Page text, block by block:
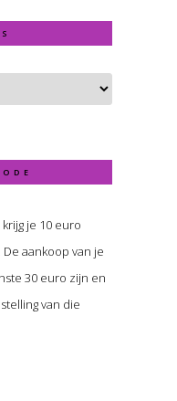
krijg je 10 euro
aankoop van je
30 euro zijn en
van die